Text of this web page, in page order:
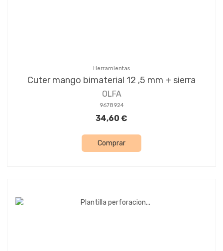
Herramientas
Cuter mango bimaterial 12 ,5 mm + sierra
OLFA
9678924
34,60 €
Comprar